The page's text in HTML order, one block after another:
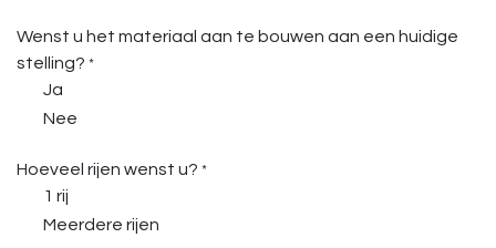
Wenst u het materiaal aan te bouwen aan een huidige
stelling? *
Ja
Nee
Hoeveel rijen wenst u? *
1 rij
Meerdere rijen